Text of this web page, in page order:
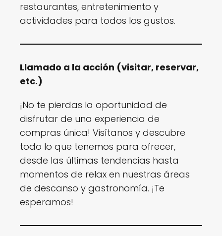
restaurantes, entretenimiento y
actividades para todos los gustos.
Llamado a la acción (visitar, reservar,
etc.)
¡No te pierdas la oportunidad de
disfrutar de una experiencia de
compras única! Visítanos y descubre
todo lo que tenemos para ofrecer,
desde las últimas tendencias hasta
momentos de relax en nuestras áreas
de descanso y gastronomía. ¡Te
esperamos!